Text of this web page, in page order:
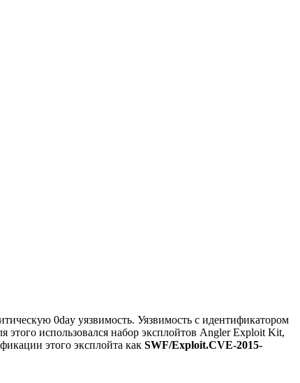
0day уязвимость. Уязвимость с идентификатором
использовался набор эксплойтов Angler Exploit Kit,
этого эксплойта как SWF/Exploit.CVE-2015-